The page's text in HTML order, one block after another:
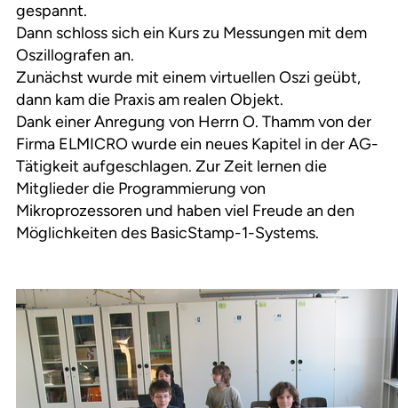
gespannt.
Dann schloss sich ein Kurs zu Messungen mit dem
Oszillografen an.
Zunächst wurde mit einem virtuellen Oszi geübt,
dann kam die Praxis am realen Objekt.
Dank einer Anregung von Herrn O. Thamm von der
Firma ELMICRO wurde ein neues Kapitel in der AG-
Tätigkeit aufgeschlagen. Zur Zeit lernen die
Mitglieder die Programmierung von
Mikroprozessoren und haben viel Freude an den
Möglichkeiten des BasicStamp-1-Systems.